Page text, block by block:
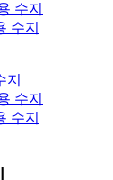
수지
수지
지
수지
수지